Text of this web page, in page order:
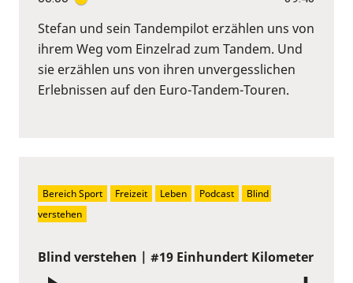
Stefan und sein Tandempilot erzählen uns von
ihrem Weg vom Einzelrad zum Tandem. Und
sie erzählen uns von ihren unvergesslichen
Erlebnissen auf den Euro-Tandem-Touren.
Blind verstehen | #19 Einhundert Kilometer
Bereich Sport Freizeit Leben Podcast
Blind
verstehen